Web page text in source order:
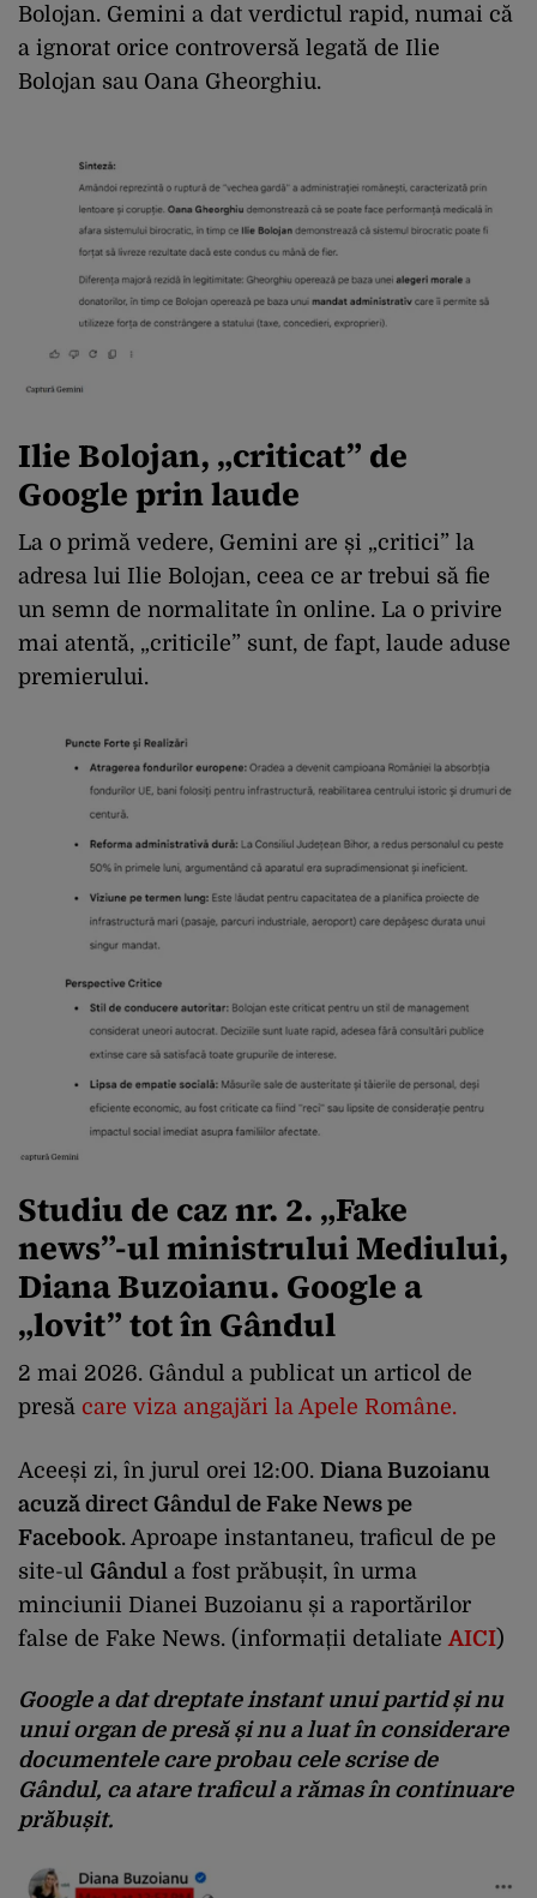
Bolojan. Gemini a dat verdictul rapid, numai că
a ignorat orice controversă legată de Ilie
Bolojan sau Oana Gheorghiu.
Ilie Bolojan, „criticat” de
Google prin laude
La o primă vedere, Gemini are și „critici” la
adresa lui Ilie Bolojan, ceea ce ar trebui să fie
un semn de normalitate în online. La o privire
mai atentă, „criticile” sunt, de fapt, laude aduse
premierului.
Studiu de caz nr. 2. „Fake
news”-ul ministrului Mediului,
Diana Buzoianu. Google a
„lovit” tot în Gândul
2 mai 2026. Gândul a publicat un articol de
presă care viza angajări la Apele Române.
Aceeși zi, în jurul orei 12:00. Diana Buzoianu
acuză direct Gândul de Fake News pe
Facebook. Aproape instantaneu, traficul de pe
site-ul Gândul a fost prăbușit, în urma
minciunii Dianei Buzoianu și a raportărilor
false de Fake News. (informații detaliate AICI)
Google a dat dreptate instant unui partid și nu
unui organ de presă și nu a luat în considerare
documentele care probau cele scrise de
Gândul, ca atare traficul a rămas în continuare
prăbușit.